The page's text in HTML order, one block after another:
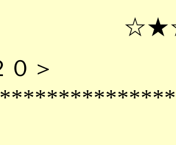
正答
０＞